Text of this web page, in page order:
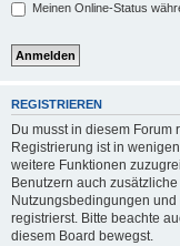
Meinen Online-Status
REGISTRIEREN
Du musst in diesem
Registrierung ist in
weitere Funktionen
Benutzern auch
Nutzungsbedingungen
registrierst. Bitte beachte
diesem Board bewegst.